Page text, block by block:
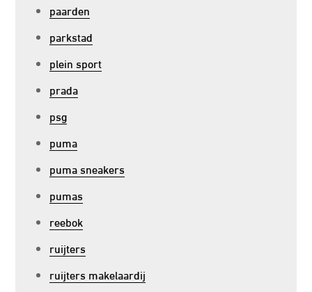
paarden
parkstad
plein sport
prada
psg
puma
puma sneakers
pumas
reebok
ruijters
ruijters makelaardij